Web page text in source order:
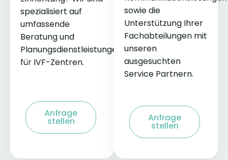
spezialisiert auf
umfassende
Beratung und
Planungsdienstleistungen
für IVF-Zentren.
Anfrage
stellen
sowie die
Unterstützung Ihrer
Fachabteilungen mit
unseren
ausgesuchten
Service Partnern.
Anfrage
stellen